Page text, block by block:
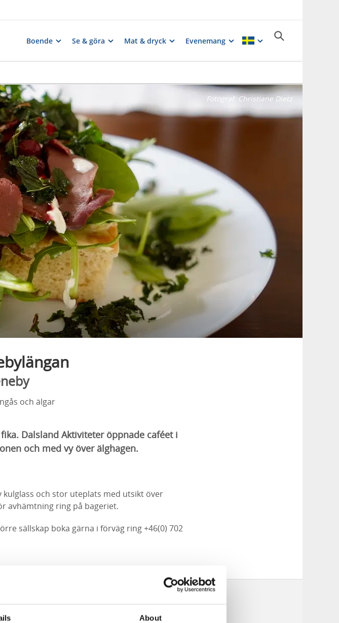
About
Boende Se & göra Mat & dryck Evenemang
Fotograf:Christiane Dietz
och älgar
Dalsland Aktiviteter öppnade caféet i
och med vy över älghagen.
kulglass och stor uteplats med utsikt över
avhämtning ring på bageriet.
sällskap boka gärna i förväg ring +46(0) 702